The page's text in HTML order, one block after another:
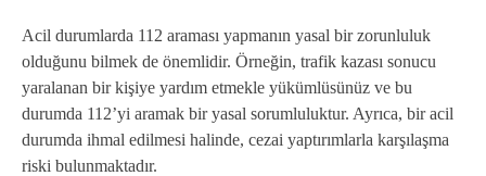
Acil durumlarda 112 araması yapmanın yasal bir zorunluluk
olduğunu bilmek de önemlidir. Örneğin, trafik kazası sonucu
yaralanan bir kişiye yardım etmekle yükümlüsünüz ve bu
durumda 112’yi aramak bir yasal sorumluluktur. Ayrıca, bir acil
durumda ihmal edilmesi halinde, cezai yaptırımlarla karşılaşma
riski bulunmaktadır.